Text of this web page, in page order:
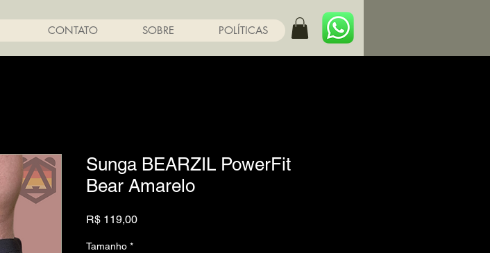
CONTATO SOBRE POLÍTICAS
Sunga BEARZIL PowerFit
Bear Amarelo
R$ 119,00Preço
Tamanho *